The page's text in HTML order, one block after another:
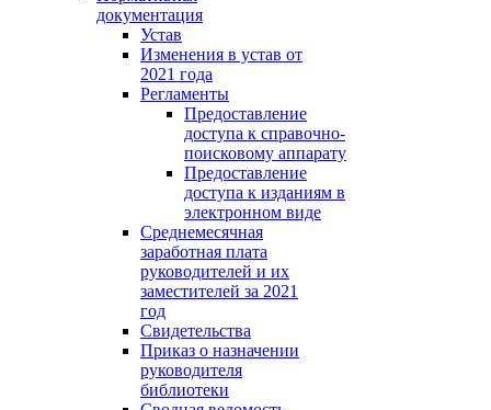
документация
Устав
Изменения в устав от
2021 года
Регламенты
Предоставление
доступа к справочно-
поисковому аппарату
Предоставление
доступа к изданиям в
электронном виде
Среднемесячная
заработная плата
руководителей и их
заместителей за 2021
год
Свидетельства
Приказ о назначении
руководителя
библиотеки